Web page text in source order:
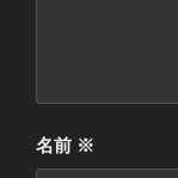
名前 ※